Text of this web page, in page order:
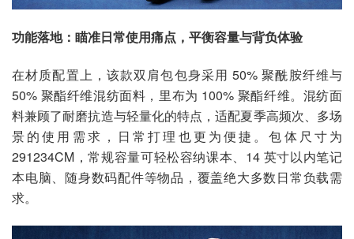
功能落地：瞄准日常使用痛点，平衡容量与背负体验
在材质配置上，该款双肩包包身采用 50% 聚酰胺纤维与
50% 聚酯纤维混纺面料，里布为 100% 聚酯纤维。混纺面
料兼顾了耐磨抗造与轻量化的特点，适配夏季高频次、多场
景的使用需求，日常打理也更为便捷。包体尺寸为
291234CM，常规容量可轻松容纳课本、14 英寸以内笔记
本电脑、随身数码配件等物品，覆盖绝大多数日常负载需
求。